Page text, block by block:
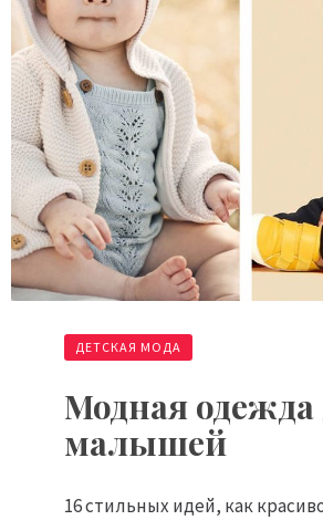
ДЕТСКАЯ МОДА
Модная одежда
малышей
16 стильных идей, как